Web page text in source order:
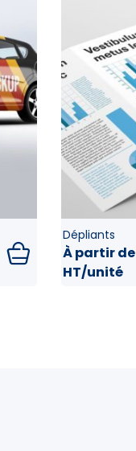
Dépliants
À partir de
HT/unité